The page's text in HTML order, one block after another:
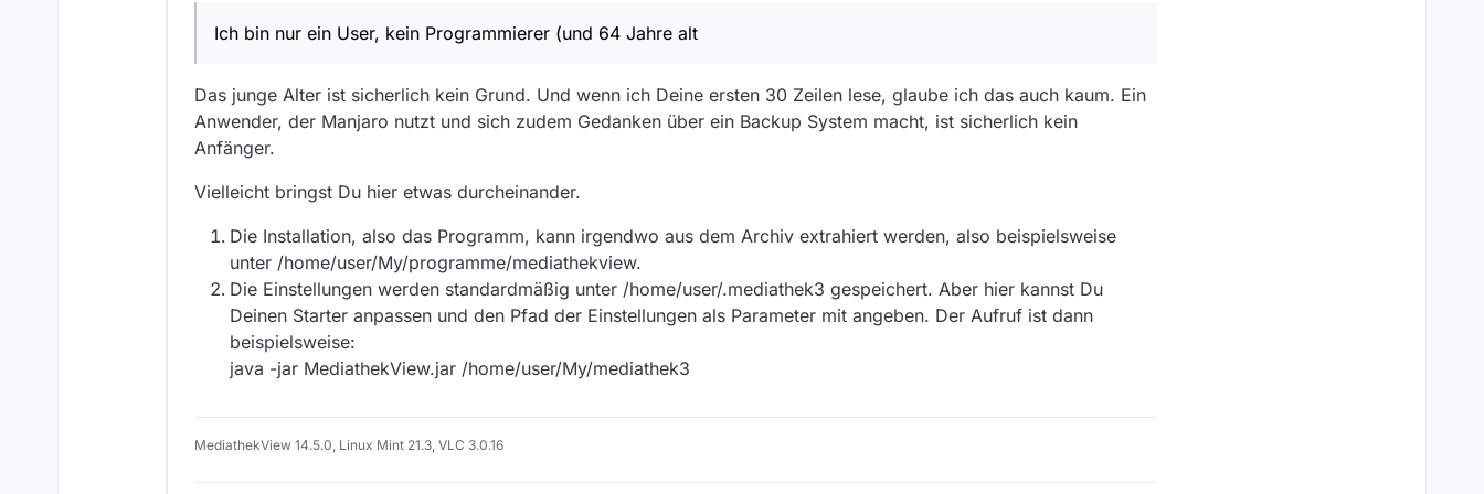
z.B. Dokumente, Downloads, Videos usw…
habe imme mein Zeugs zur Hand.
So, und jetzt komme ich zum Punkt :-) :
Das öffnet sich nur das Script, ob ausführbar oder nicht.
Erst nach verschieben ins /home/user/ läuft MediathekView.
boote, immer Zugriff auf MediathekView habe, mit allen Einstellungen usw.
So und jetzt meine 1. Frage:
Bleiben das alle Einstellungen und sonstiges erhalten?
So, das war’s erstmal. :-)
Gruß,
Wolfgang
Ich bin nur ein User, kein Programmierer (und 64 Jahre alt
Das junge Alter ist sicherlich kein Grund. Und wenn ich Deine ersten 30 Zeilen lese, glaube ich das auch kaum. Ein
Anwender, der Manjaro nutzt und sich zudem Gedanken über ein Backup System macht, ist sicherlich kein
Anfänger.
Vielleicht bringst Du hier etwas durcheinander.
Die Installation, also das Programm, kann irgendwo aus dem Archiv extrahiert werden, also beispielsweise
unter /home/user/My/programme/mediathekview.
Die Einstellungen werden standardmäßig unter /home/user/.mediathek3 gespeichert. Aber hier kannst Du
Deinen Starter anpassen und den Pfad der Einstellungen als Parameter mit angeben. Der Aufruf ist dann
beispielsweise:
java -jar MediathekView.jar /home/user/My/mediathek3
MediathekView 14.5.0, Linux Mint 21.3, VLC 3.0.16